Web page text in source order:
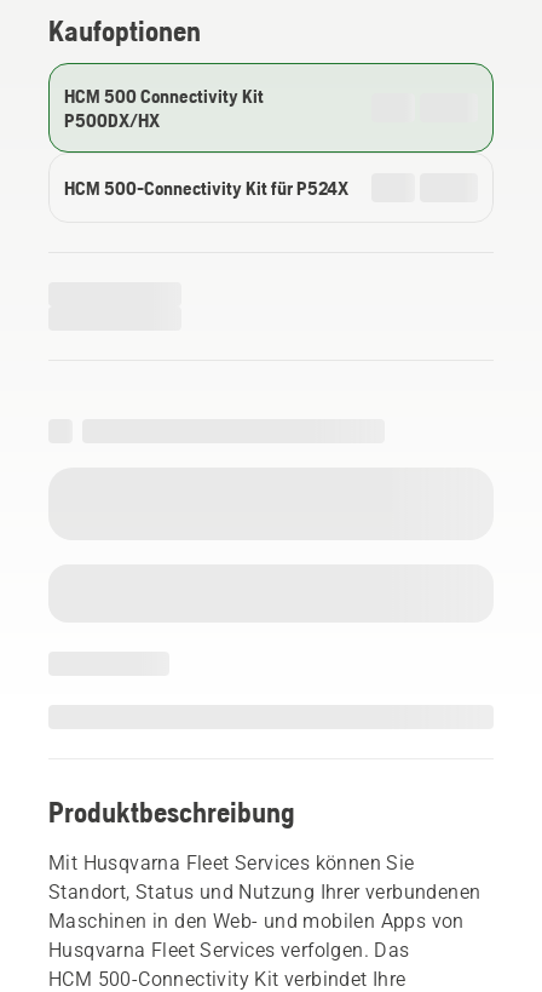
Kaufoptionen
HCM 500 Connectivity Kit
P500DX/HX
HCM 500-Connectivity Kit für P524X
Produktbeschreibung
Mit Husqvarna Fleet Services können Sie
Standort, Status und Nutzung Ihrer verbundenen
Maschinen in den Web- und mobilen Apps von
Husqvarna Fleet Services verfolgen. Das
HCM 500-Connectivity Kit verbindet Ihre